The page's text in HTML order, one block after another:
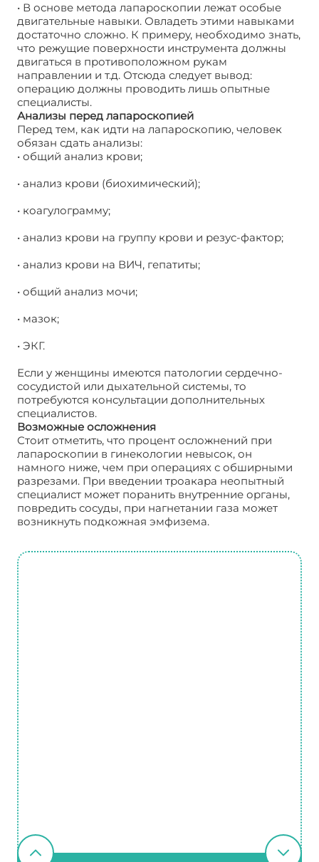
• В основе метода лапароскопии лежат особые
двигательные навыки. Овладеть этими навыками
достаточно сложно. К примеру, необходимо знать,
что режущие поверхности инструмента должны
двигаться в противоположном рукам
направлении и т.д. Отсюда следует вывод:
операцию должны проводить лишь опытные
специалисты.
Анализы перед лапароскопией
Перед тем, как идти на лапароскопию, человек
обязан сдать анализы:
• общий анализ крови;
• анализ крови (биохимический);
• коагулограмму;
• анализ крови на группу крови и резус-фактор;
• анализ крови на ВИЧ, гепатиты;
• общий анализ мочи;
• мазок;
• ЭКГ.
Если у женщины имеются патологии сердечно-
сосудистой или дыхательной системы, то
потребуются консультации дополнительных
специалистов.
Возможные осложнения
Стоит отметить, что процент осложнений при
лапароскопии в гинекологии невысок, он
намного ниже, чем при операциях с обширными
разрезами. При введении троакара неопытный
специалист может поранить внутренние органы,
повредить сосуды, при нагнетании газа может
возникнуть подкожная эмфизема.